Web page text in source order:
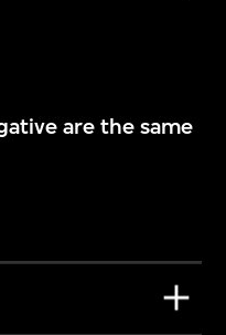
are the same